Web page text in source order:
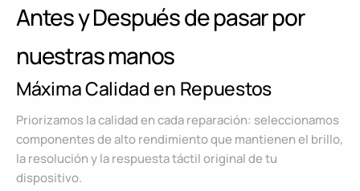
Antes y Después de pasar por
nuestras manos
Máxima Calidad en Repuestos
Priorizamos la calidad en cada reparación: seleccionamos
componentes de alto rendimiento que mantienen el brillo,
la resolución y la respuesta táctil original de tu
dispositivo.